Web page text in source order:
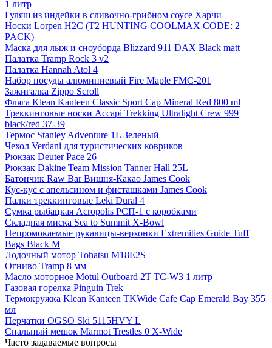
1 литр
Гуляш из индейки в сливочно-грибном соусе Харчи
Носки Lorpen H2C (T2 HUNTING COOLMAX CODE: 2
PACK)
Маска для лыж и сноуборда Blizzard 911 DAX Black matt
Палатка Tramp Rock 3 v2
Палатка Hannah Atol 4
Набор посуды алюминиевый Fire Maple FMC-201
Зажигалка Zippo Scroll
Фляга Klean Kanteen Classic Sport Cap Mineral Red 800 ml
Треккинговые носки Accapi Trekking Ultralight Crew 999
black/red 37-39
Термос Stanley Adventure 1L Зеленый
Чехол Verdani для туристических ковриков
Рюкзак Deuter Pace 26
Рюкзак Dakine Team Mission Tanner Hall 25L
Батончик Raw Bar Вишня-Какао James Cook
Кус-кус с апельсином и фисташками James Cook
Палки треккинговые Leki Dural 4
Сумка рыбацкая Acropolis РСП-1 с коробками
Складная миска Sea to Summit X-Bowl
Непромокаемые рукавицы-верхонки Extremities Guide Tuff
Bags Black M
Лодочный мотор Tohatsu M18Е2S
Огниво Tramp 8 мм
Масло моторное Motul Outboard 2T TC-W3 1 литр
Газовая горелка Pinguin Trek
Термокружка Klean Kanteen TKWide Cafe Cap Emerald Bay 355
мл
Перчатки OGSO Ski 5115HVY L
Спальный мешок Marmot Trestles 0 X-Wide
Часто задаваемые вопросы